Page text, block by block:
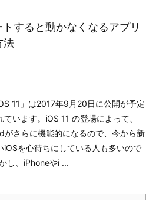
すると動かなくなるアプリ
法
11」は2017年9月20日に公開が予定
ています。iOS 11 の登場によって、
がさらに機能的になるので、今から新
iOSを心待ちにしている人も多いので
し、iPhoneやi ...